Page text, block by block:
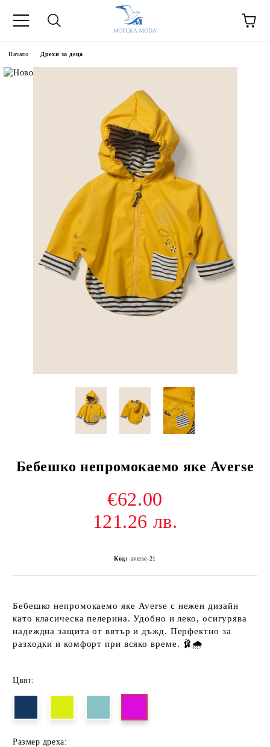
Начало Дрехи за деца
Бебешко непромокаемо яке Averse
€62.00
121.26 лв.
Код: averse-21
Бебешконепромокаемо яке Averse с нежен дизайн
като класическа пелерина. Удобно и леко, осигурява
надеждна защита от вятър и дъжд. Перфектно за
разходки и комфорт при всяко време. 🩰🌧️
Цвят:
Размер дреха: